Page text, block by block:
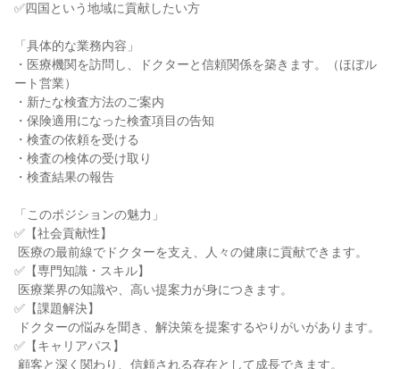
✅四国という地域に貢献したい方
「具体的な業務内容」
・医療機関を訪問し、ドクターと信頼関係を築きます。（ほぼル
ート営業）
・新たな検査方法のご案内
・保険適用になった検査項目の告知
・検査の依頼を受ける
・検査の検体の受け取り
・検査結果の報告
「このポジションの魅力」
✅【社会貢献性】
✅【専門知識・スキル】
✅【課題解決】
✅【キャリアパス】